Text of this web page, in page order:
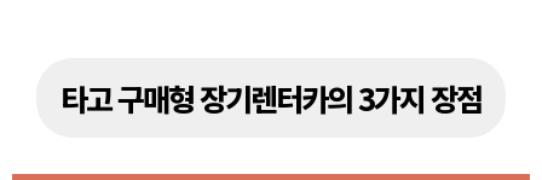
타고 구매형 장기렌터카의 3가지 장점